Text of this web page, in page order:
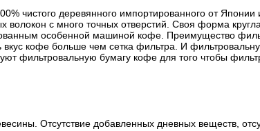
чистого деревянного импортированного от
с много точных отверстий. Своя форма
особенной машиной кофе. Преимущество
кофе больше чем сетка фильтра. И
фильтровальную бумагу кофе для того чтобы
Отсутствие добавленных дневных веществ,